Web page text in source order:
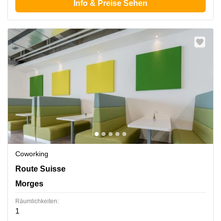
Info & Preise Sehen
Coworking
Route Suisse 8A, Morges
Route Suisse
Morges
Räumlichkeiten:
1